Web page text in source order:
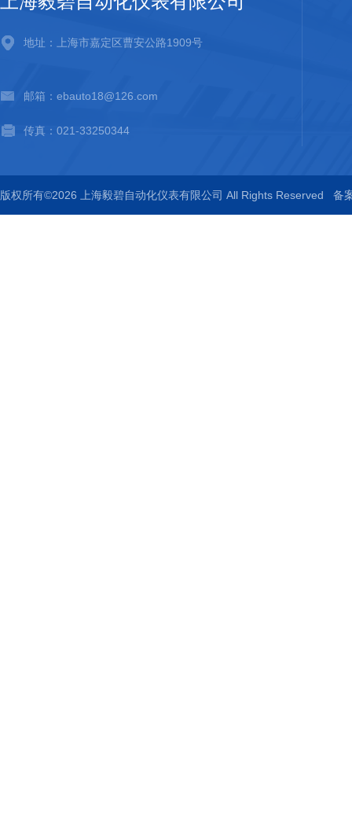
地址：上海市嘉定区曹安公路1909号
邮箱：ebauto18@126.com
传真：021-33250344
版权所有©2026 上海毅碧自动化仪表有限公司 All Rights Reserved 备